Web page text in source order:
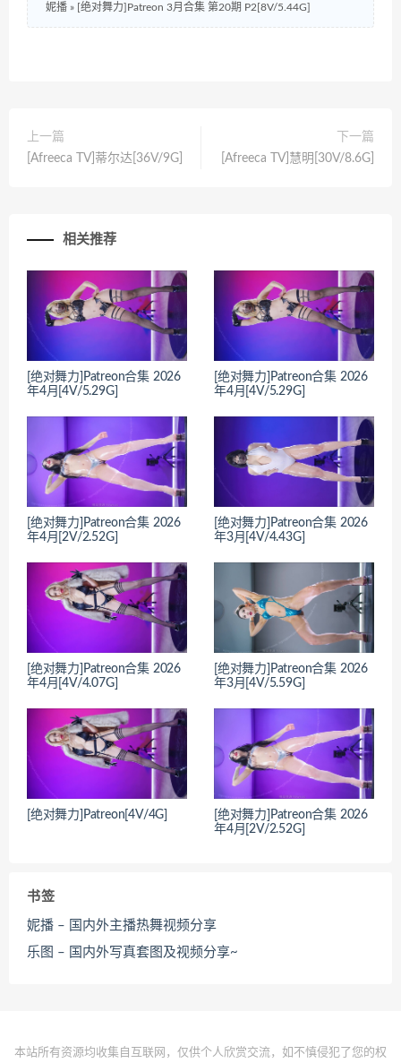
妮播 » [绝对舞力]Patreon 3月合集 第20期 P2[8V/5.44G]
上一篇
[Afreeca TV]蒂尔达[36V/9G]
下一篇
[Afreeca TV]慧明[30V/8.6G]
相关推荐
[绝对舞力]Patreon合集 2026
年4月[4V/5.29G]
[绝对舞力]Patreon合集 2026
年4月[4V/5.29G]
[绝对舞力]Patreon合集 2026
年4月[2V/2.52G]
[绝对舞力]Patreon合集 2026
年3月[4V/4.43G]
[绝对舞力]Patreon合集 2026
年4月[4V/4.07G]
[绝对舞力]Patreon合集 2026
年3月[4V/5.59G]
[绝对舞力]Patreon[4V/4G]
[绝对舞力]Patreon合集 2026
年4月[2V/2.52G]
书签
妮播 – 国内外主播热舞视频分享
乐图 – 国内外写真套图及视频分享~
本站所有资源均收集自互联网，仅供个人欣赏交流，如不慎侵犯了您的权